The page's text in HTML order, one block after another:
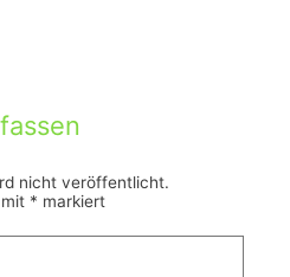
nicht veröffentlicht.
* markiert